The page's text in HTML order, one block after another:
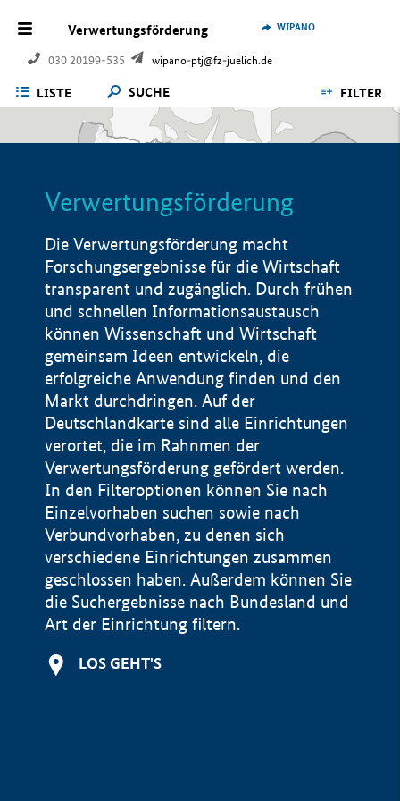
Verwertungsförderung
030 20199-535 wipano-ptj@fz-juelich.de
WIPANO
LISTE SUCHE FILTER
Verwertungsförderung
Die Verwertungsförderung macht
Forschungsergebnisse für die Wirtschaft
transparent und zugänglich. Durch frühen
und schnellen Informationsaustausch
können Wissenschaft und Wirtschaft
gemeinsam Ideen entwickeln, die
erfolgreiche Anwendung finden und den
Markt durchdringen. Auf der
Deutschlandkarte sind alle Einrichtungen
verortet, die im Rahnmen der
Verwertungsförderung gefördert werden.
In den Filteroptionen können Sie nach
Einzelvorhaben suchen sowie nach
Verbundvorhaben, zu denen sich
verschiedene Einrichtungen zusammen
geschlossen haben. Außerdem können Sie
die Suchergebnisse nach Bundesland und
Art der Einrichtung filtern.
LOS GEHT'S